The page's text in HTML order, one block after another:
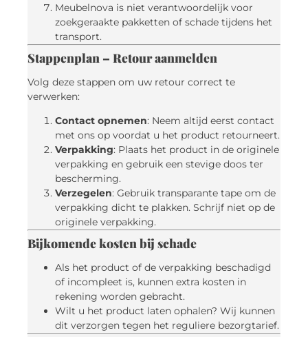
Meubelnova is niet verantwoordelijk voor
zoekgeraakte pakketten of schade tijdens het
transport.
Stappenplan – Retour aanmelden
Volg deze stappen om uw retour correct te
verwerken:
Contact opnemen: Neem altijd eerst contact
met ons op voordat u het product retourneert.
Verpakking: Plaats het product in de originele
verpakking en gebruik een stevige doos ter
bescherming.
Verzegelen: Gebruik transparante tape om de
verpakking dicht te plakken. Schrijf niet op de
originele verpakking.
Bijkomende kosten bij schade
Als het product of de verpakking beschadigd
of incompleet is, kunnen extra kosten in
rekening worden gebracht.
Wilt u het product laten ophalen? Wij kunnen
dit verzorgen tegen het reguliere bezorgtarief.